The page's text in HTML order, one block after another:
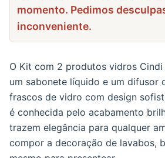
momento. Pedimos
inconveniente.
O Kit com 2 produtos vidros Cindi
um sabonete líquido e um difusor
frascos de vidro com design
é conhecida pelo acabamento
trazem elegância para qualquer
compor a decoração de lavabos,